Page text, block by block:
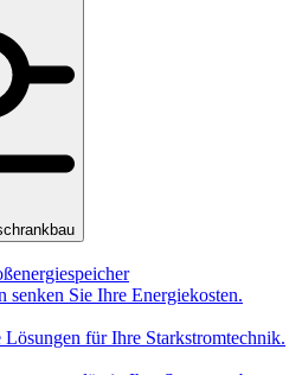
senken Sie Ihre Energiekosten.
für Ihre Starkstromtechnik.